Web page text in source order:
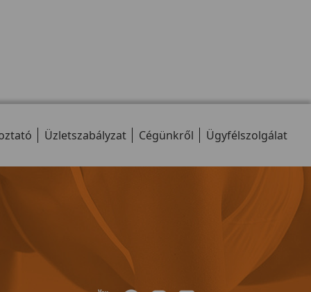
Üzletszabályzat Cégünkről Ügyfélszolgálat